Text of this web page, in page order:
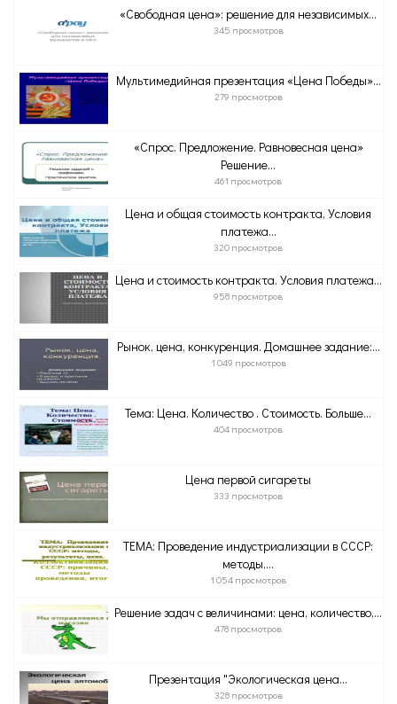
«Свободная цена»: решение для независимых...
345 просмотров
Мультимедийная презентация «Цена Победы»...
279 просмотров
«Спрос. Предложение. Равновесная цена»
Решение...
461 просмотров
Цена и общая стоимость контракта, Условия
платежа...
320 просмотров
Цена и стоимость контракта. Условия платежа...
958 просмотров
Рынок, цена, конкуренция. Домашнее задание:...
1 049 просмотров
Тема: Цена. Количество . Стоимость. Больше...
404 просмотров
Цена первой сигареты
333 просмотров
ТЕМА: Проведение индустриализации в СССР:
методы,...
1 054 просмотров
Решение задач с величинами: цена, количество,...
478 просмотров
Презентация "Экологическая цена...
328 просмотров